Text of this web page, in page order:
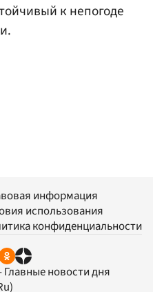
к непогоде
информация
использования
конфиденциальности
Главные новости дня